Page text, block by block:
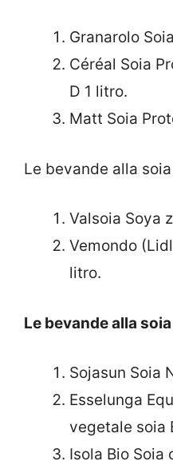
Granarolo
Céréal Soia
D 1 litro.
Matt Soia
Le bevande alla
Valsoia Soya
Vemondo
litro.
Le bevande alla
Sojasun Soia
Esselunga
vegetale soia
Isola Bio Soia